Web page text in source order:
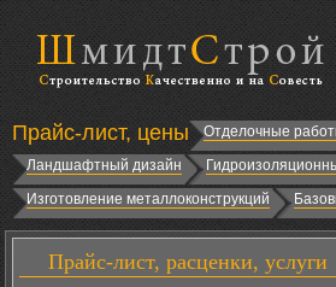
Прайс-лист, цены Отделочные
Ландшафтный дизайн
Изготовление металлоконструкций
Прайс-лист, расценки, услуги